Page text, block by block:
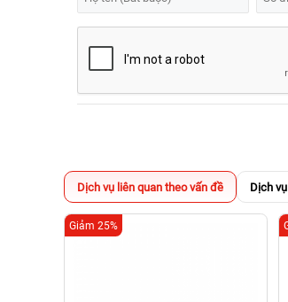
Dịch vụ liên quan theo vấn đề Dịch
Giảm 25%